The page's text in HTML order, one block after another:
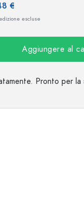
€
escluse
Aggiungere al
Pronto per la